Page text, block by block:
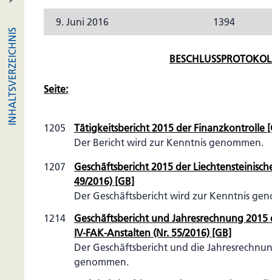
INHALTSVERZEICHNIS
9. Juni 2016 1394
Seite:
1205
Tätigkeitsbericht 2015 der Finanzkontrolle
Der Bericht wird zur Kenntnis genommen.
1207
Geschäftsbericht 2015 der
49/2016) [GB]
Der Geschäftsbericht wird zur Kenntnis
1214
Geschäftsbericht und Jahresrechnung
IV-FAK-Anstalten (Nr. 55/2016) [GB]
Der Geschäftsbericht und die
genommen.